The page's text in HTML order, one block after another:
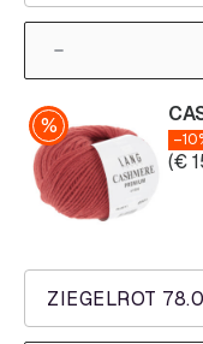
ZIEGELROT
(€